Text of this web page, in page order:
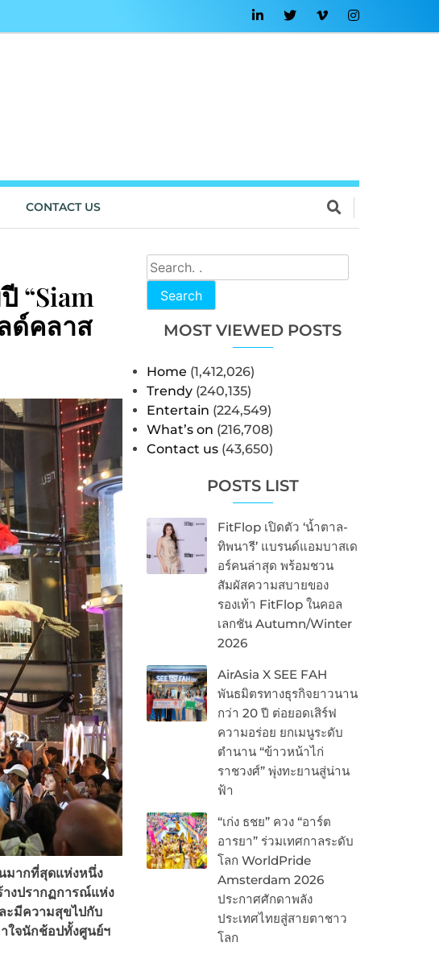
CONTACT US
Search
MOST VIEWED POSTS
Home (1,412,026)
Trendy (240,135)
Entertain (224,549)
What’s on (216,708)
Contact us (43,650)
POSTS LIST
FitFlop เปิดตัว ‘น้ำตาล-
ทิพนารี’ แบรนด์แอมบาสเด
อร์คนล่าสุด พร้อมชวน
สัมผัสความสบายของ
รองเท้า FitFlop ในคอล
เลกชัน Autumn/Winter
2026
AirAsia X SEE FAH
พันธมิตรทางธุรกิจยาวนาน
กว่า 20 ปี ต่อยอดเสิร์ฟ
ความอร่อย ยกเมนูระดับ
ตำนาน “ข้าวหน้าไก่
ราชวงศ์” พุ่งทะยานสู่น่าน
ฟ้า
“เก่ง ธชย” ควง “อาร์ต
อารยา” ร่วมเทศกาลระดับ
โลก WorldPride
Amsterdam 2026
ประกาศศักดาพลัง
ประเทศไทยสู่สายตาชาว
โลก
“Siam
ด์คลาส
มากที่สุดแห่งหนึ่ง
างปรากฏการณ์แห่ง
ะมีความสุขไปกับ
ใจนักช้อปทั้งศูนย์ฯ